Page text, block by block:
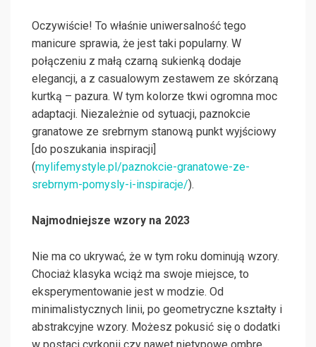
Oczywiście! To właśnie uniwersalność tego
manicure sprawia, że jest taki popularny. W
połączeniu z małą czarną sukienką dodaje
elegancji, a z casualowym zestawem ze skórzaną
kurtką – pazura. W tym kolorze tkwi ogromna moc
adaptacji. Niezależnie od sytuacji, paznokcie
granatowe ze srebrnym stanową punkt wyjściowy
[do poszukania inspiracji]
(mylifemystyle.pl/paznokcie-granatowe-ze-
srebrnym-pomysly-i-inspiracje/).
Najmodniejsze wzory na 2023
Nie ma co ukrywać, że w tym roku dominują wzory.
Chociaż klasyka wciąż ma swoje miejsce, to
eksperymentowanie jest w modzie. Od
minimalistycznych linii, po geometryczne kształty i
abstrakcyjne wzory. Możesz pokusić się o dodatki